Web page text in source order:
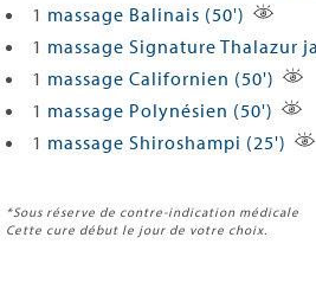
1 massage Balinais (50')
1 massage Signature Thalazur
1 massage Californien (50')
1 massage Polynésien (50')
1 massage Shiroshampi (25')
*Sous réserve de contre-indication médicale
Cette cure début le jour de votre choix.